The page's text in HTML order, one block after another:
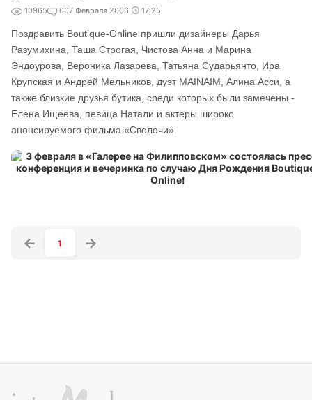
10965 007 Февраля 2006 17:25
Поздравить Boutique-Online пришли дизайнеры Дарья
Разумихина, Таша Строгая, Чистова Анна и Марина
Эндоурова, Вероника Лазарева, Татьяна Сударьянто, Ира
Крупская и Андрей Мельников, дуэт MAINAIM, Алина Асси, а
также близкие друзья бутика, среди которых были замечены -
Елена Ищеева, певица Натали и актеры широко
анонсируемого фильма «Сволочи».
1